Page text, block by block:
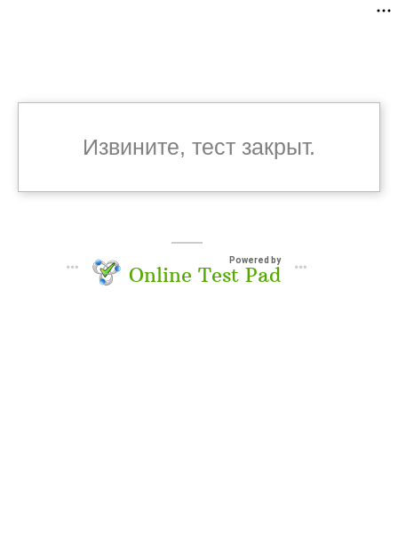
Извините, тест закрыт.
Powered by
Online Test Pad